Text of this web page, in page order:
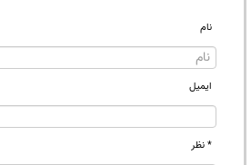
نام
ایمیل
* نظر